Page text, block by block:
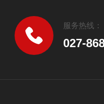
服务热线：
027-